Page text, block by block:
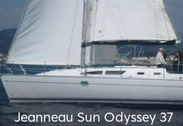
Jeanneau Sun Odyssey 37